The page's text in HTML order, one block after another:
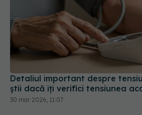
Detaliul important despre
știi dacă îți verifici tensiunea
30 mar 2026, 11:07